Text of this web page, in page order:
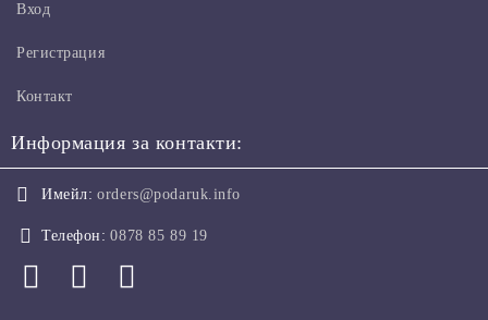
Вход
Регистрация
Контакт
Информация за контакти:
Имейл: orders@podaruk.info
Телефон: 0878 85 89 19